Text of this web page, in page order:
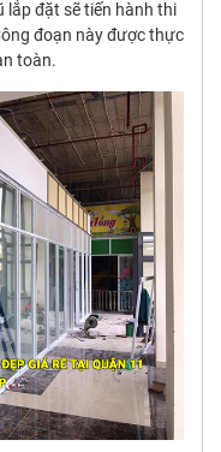
lắp đặt sẽ tiến hành thi
đoạn này được thực
toàn.